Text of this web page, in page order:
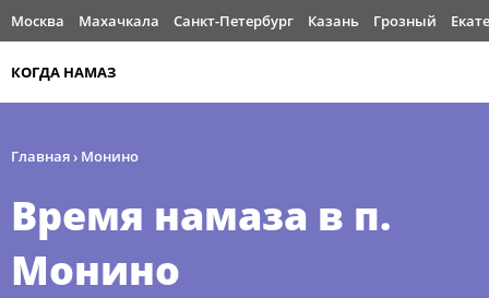
Москва Махачкала Санкт-Петербург Казань Грозный
КОГДА НАМАЗ
Главная› Монино
Время намаза в п.
Монино